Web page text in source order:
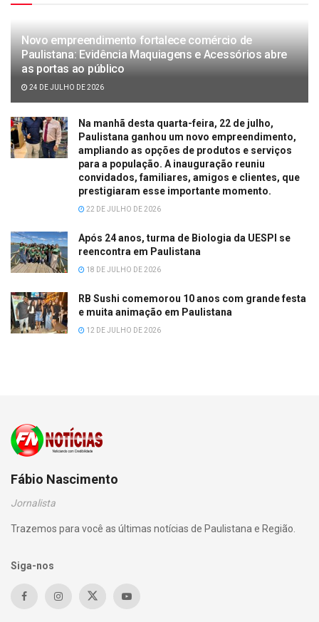
Novo empreendimento fortalece comércio de
Paulistana: Evidência Maquiagens e Acessórios abre
as portas ao público
24 DE JULHO DE 2026
Na manhã desta quarta-feira, 22 de julho,
Paulistana ganhou um novo empreendimento,
ampliando as opções de produtos e serviços
para a população. A inauguração reuniu
convidados, familiares, amigos e clientes, que
prestigiaram esse importante momento.
22 DE JULHO DE 2026
Após 24 anos, turma de Biologia da UESPI se
reencontra em Paulistana
18 DE JULHO DE 2026
RB Sushi comemorou 10 anos com grande festa
e muita animação em Paulistana
12 DE JULHO DE 2026
Fábio Nascimento
Jornalista
Trazemos para você as últimas notícias de Paulistana e Região.
Siga-nos